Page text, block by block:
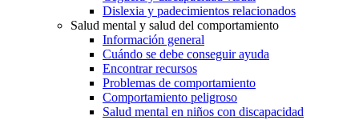
Dislexia y padecimientos relacionados
Salud mental y salud del comportamiento
Información general
Cuándo se debe conseguir ayuda
Encontrar recursos
Problemas de comportamiento
Comportamiento peligroso
Salud mental en niños con discapacidad